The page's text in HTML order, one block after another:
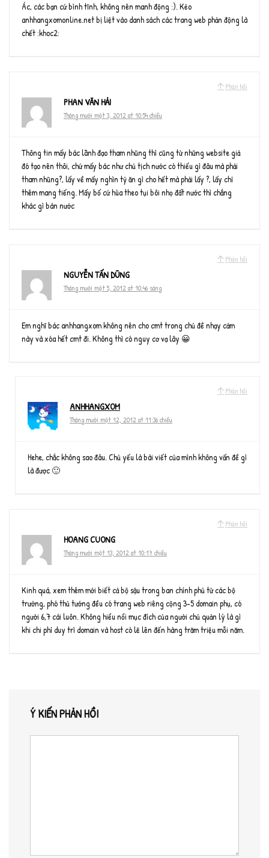
Ác, các bạn cứ bình tĩnh, không nên manh động :). Kẻo
anhhangxomonline.net bị liệt vào danh sách các trang web phản động là
chết :khoc2:
Phản hồi
PHAN VĂN HẢI
Tháng mười một 3, 2012 at 10:54 chiều
Thông tin mấy bác lãnh đạo tham nhũng thì cũng từ những website giả
đó tạo nên thôi, chứ mấy bác như chủ tịch nước có thiếu gì đâu mà phải
tham nhũng?, lấy về mấy nghìn tỷ ăn gì cho hết mà phải lấy ?, lấy chỉ
thêm mang tiếng. Mấy bố cứ hùa theo tụi bôi nhọ đất nước thì chẳng
khác gì bán nước
Phản hồi
NGUYỄN TẤN DŨNG
Tháng mười một 5, 2012 at 10:46 sáng
Em nghĩ bác anhhangxom không nên cho cmt trong chủ đề nhạy cảm
này và xóa hết cmt đi. Không thì có nguy cơ vạ lây 😀
Phản hồi
ANHHANGXOM
Tháng mười một 12, 2012 at 11:36 chiều
Hehe, chắc không sao đâu. Chủ yếu là bài viết của mình không vấn đề gì
là được 🙂
Phản hồi
HOANG CUONG
Tháng mười một 13, 2012 at 10:17 chiều
Kinh quá, xem thêm mới biết cả bộ sậu trong ban chính phủ từ các bộ
trưởng, phó thủ tướng đều có trang web riêng cộng 3-5 domain phụ, có
người 6,7 cái luôn. Không hiểu nổi mục đích của người chủ quản lý là gì
khi chi phí duy trì domain và host có lẽ lên đến hàng trăm triệu mỗi năm.
Ý KIẾN PHẢN HỒI